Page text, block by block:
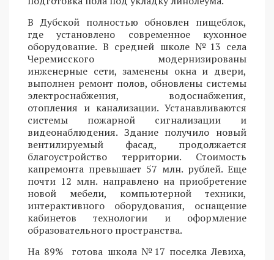
В Дубской полностью обновлен пищеблок,
где установлено современное кухонное
оборудование. В средней школе №13 села
Черемисского модернизированы
инженерные сети, заменены окна и двери,
выполнен ремонт полов, обновлены системы
электроснабжения, водоснабжения,
отопления и канализации. Устанавливаются
системы пожарной сигнализации и
видеонаблюдения. Здание получило новый
вентилируемый фасад, продолжается
благоустройство территории. Стоимость
капремонта превышает 57 млн. рублей. Еще
почти 12 млн. направлено на приобретение
новой мебели, компьютерной техники,
интерактивного оборудования, оснащение
кабинетов технологии и оформление
образовательного пространства.
На 89% готова школа №17 поселка Левиха,